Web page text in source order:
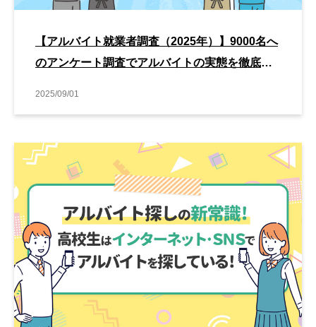
【アルバイト就業者調査（2025年）】9000名へ
のアンケート調査でアルバイトの実態を徹底解
2025/09/01